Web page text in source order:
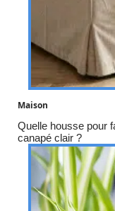
Maison
Quelle housse pour
canapé clair ?